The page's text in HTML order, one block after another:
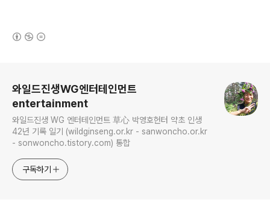
와일드진생WG엔터테인먼트
entertainment
와일드진생 WG 엔터테인먼트 草心 박영호헌터 약초 인생
42년 기록 일기 (wildginseng.or.kr - sanwoncho.or.kr
- sonwoncho.tistory.com) 통합
구독하기